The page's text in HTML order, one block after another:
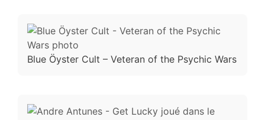
Blue Öyster Cult – Veteran of the Psychic Wars